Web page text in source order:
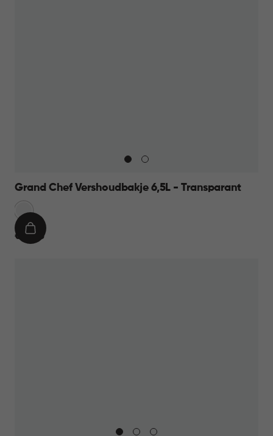
Grand Chef Vershoudbakje 6,5L - Transparant
€
€ 16,95
IN